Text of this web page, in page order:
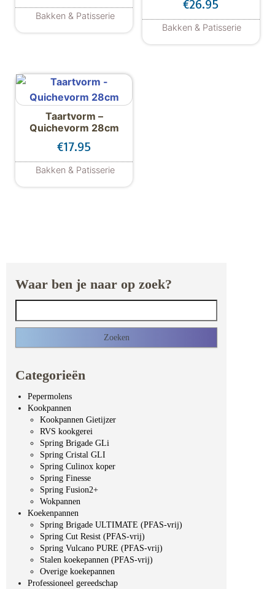
Bakken & Patisserie
€26.95
Bakken & Patisserie
Taartvorm –
Quichevorm 28cm
€17.95
Bakken & Patisserie
Waar ben je naar op zoek?
Categorieën
Pepermolens
Kookpannen
Kookpannen Gietijzer
RVS kookgerei
Spring Brigade GLi
Spring Cristal GLI
Spring Culinox koper
Spring Finesse
Spring Fusion2+
Wokpannen
Koekenpannen
Spring Brigade ULTIMATE (PFAS-vrij)
Spring Cut Resist (PFAS-vrij)
Spring Vulcano PURE (PFAS-vrij)
Stalen koekepannen (PFAS-vrij)
Overige koekepannen
Professioneel gereedschap